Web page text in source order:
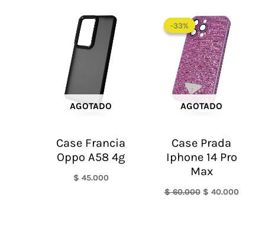
AGOTADO
Case Francia
Oppo A58 4g
$ 45.000
-33%
AGOTADO
-33%
Case Prada
Iphone 14 Pro
Max
$60.000
precio
original
era:
$ 60.000.
$ 40.000